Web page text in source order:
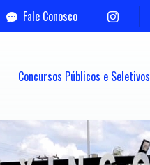
Fale Conosco
Concursos Públicos e Seletivos